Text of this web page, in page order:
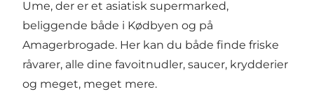
Ume, der er et asiatisk supermarked,
beliggende både i Kødbyen og på
Amagerbrogade. Her kan du både finde friske
råvarer, alle dine favoitnudler, saucer, krydderier
og meget, meget mere.